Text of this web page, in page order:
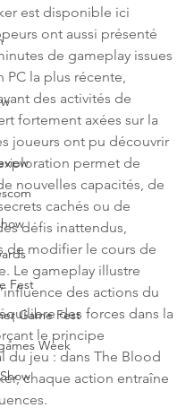
Fest
Game Fest
Week
est disponible ici
ont aussi présenté
de gameplay issues
PC la plus récente,
des activités de
fortement axées sur la
joueurs ont pu découvrir
permet de
nouvelles capacités, de
cachés ou de
défis inattendus,
de modifier le cours de
Le gameplay illustre
des actions du
des forces dans la
le principe
du jeu : dans The Blood
chaque action entraîne